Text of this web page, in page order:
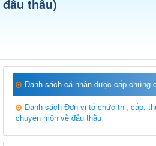
đấu thầu)
Danh sách cá nhân được cấp chứng
Danh sách Đơn vị tổ chức thi, cấp,
chuyên môn về đấu thầu